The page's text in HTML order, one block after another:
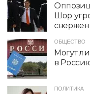
Шор
ОБЩЕСТВО
Могут
в
ПОЛИТИКА